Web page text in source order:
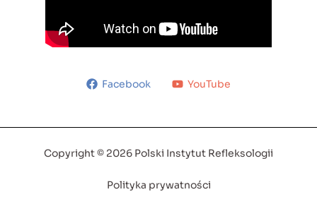
Facebook YouTube
Copyright © 2026 Polski Instytut Refleksologii
Polityka prywatności